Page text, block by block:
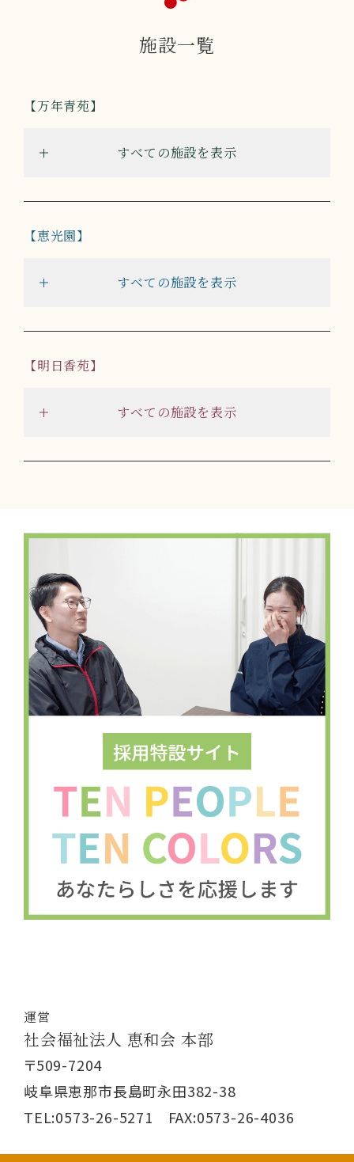
施設一覧
万年青苑
すべての施設を表示
恵光園
すべての施設を表示
明日香苑
すべての施設を表示
運営
社会福祉法人 恵和会 本部
〒509-7204
岐阜県恵那市長島町永田382-38
TEL:0573-26-5271 FAX:0573-26-4036